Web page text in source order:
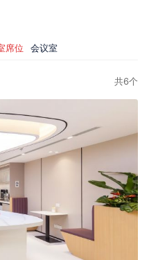
席位 会议室
共6个